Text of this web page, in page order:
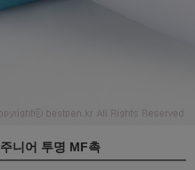
니어 투명 MF촉